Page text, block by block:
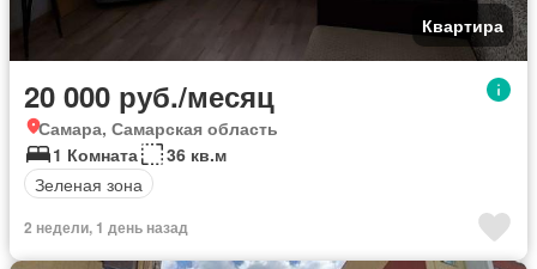
Квартира
20 000 руб./месяц
Самара, Самарская область
1 Комната
36 кв.м
Зеленая зона
2 недели, 1 день назад